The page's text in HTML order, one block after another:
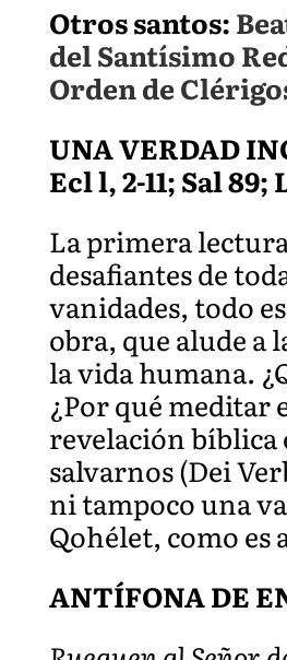
Otros santos:
del Santísimo
Orden de
UNA VERDAD
Ecl l, 2-11; Sal 89;
La primera
desafiantes de
vanidades, todo
obra, que alude a
la vida humana.
¿Por qué meditar
revelación bíblica
salvarnos (Dei
ni tampoco una
Qohélet, como es
ANTÍFONA DE